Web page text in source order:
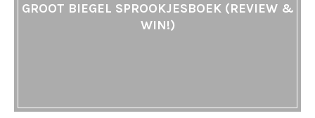
GROOT BIEGEL SPROOKJESBOEK (REVIEW &
WIN!)